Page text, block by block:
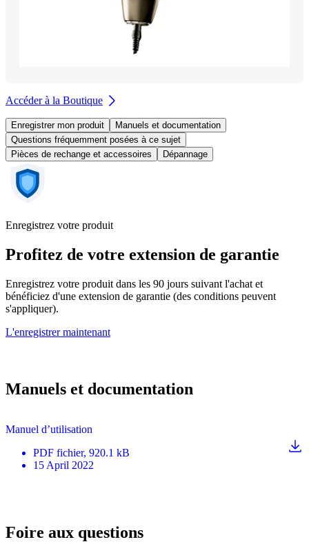
Accéder à la Boutique
Enregistrer mon produit
Manuels et documentation
Questions fréquemment posées à ce sujet
Pièces de rechange et accessoires
Dépannage
Enregistrez votre produit
Profitez de votre extension de garantie
Enregistrez votre produit dans les 90 jours suivant l'achat et
bénéficiez d'une extension de garantie (des conditions peuvent
s'appliquer).
L'enregistrer maintenant
Manuels et documentation
Manuel d’utilisation
PDF fichier, 920.1 kB
15 April 2022
Foire aux questions